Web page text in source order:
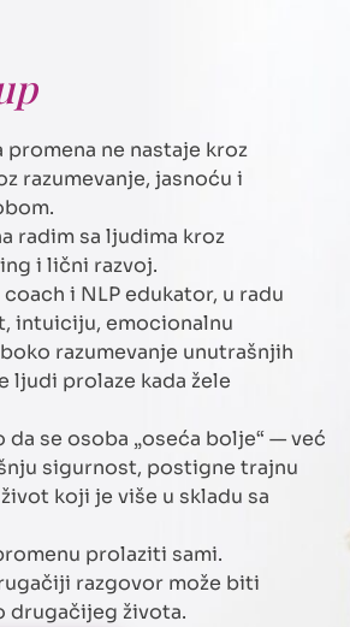
promena ne nastaje kroz
razumevanje, jasnoću i
radim sa ljudima kroz
i lični razvoj.
i NLP edukator, u radu
intuiciju, emocionalnu
razumevanje unutrašnjih
ljudi prolaze kada žele
se osoba „oseća bolje“ — već
sigurnost, postigne trajnu
koji je više u skladu sa
prolaziti sami.
razgovor može biti
drugačijeg života.